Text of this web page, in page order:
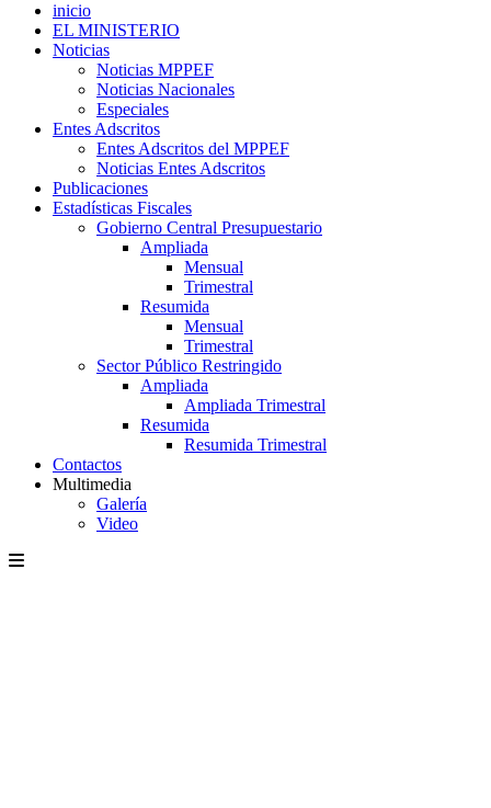
inicio
EL MINISTERIO
Noticias
Noticias MPPEF
Noticias Nacionales
Especiales
Entes Adscritos
Entes Adscritos del MPPEF
Noticias Entes Adscritos
Publicaciones
Estadísticas Fiscales
Gobierno Central Presupuestario
Ampliada
Mensual
Trimestral
Resumida
Mensual
Trimestral
Sector Público Restringido
Ampliada
Ampliada Trimestral
Resumida
Resumida Trimestral
Contactos
Multimedia
Galería
Video